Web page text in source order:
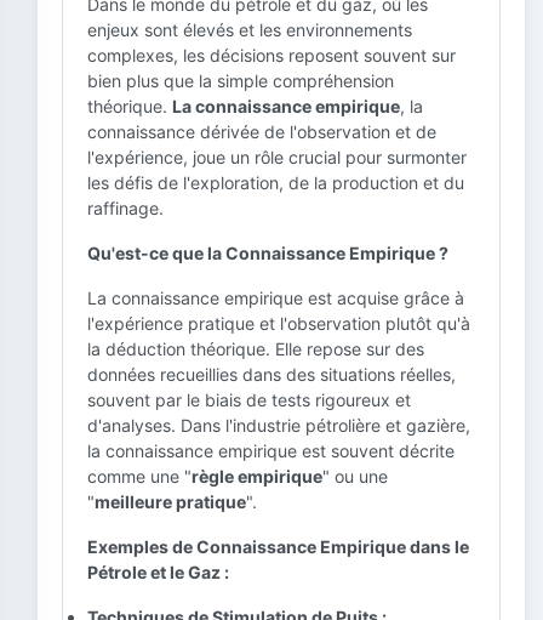
Dans le monde du pétrole et du gaz, où les
enjeux sont élevés et les environnements
complexes, les décisions reposent souvent sur
bien plus que la simple compréhension
théorique. La connaissance empirique, la
connaissance dérivée de l'observation et de
l'expérience, joue un rôle crucial pour surmonter
les défis de l'exploration, de la production et du
raffinage.
Qu'est-ce que la Connaissance Empirique ?
La connaissance empirique est acquise grâce à
l'expérience pratique et l'observation plutôt qu'à
la déduction théorique. Elle repose sur des
données recueillies dans des situations réelles,
souvent par le biais de tests rigoureux et
d'analyses. Dans l'industrie pétrolière et gazière,
la connaissance empirique est souvent décrite
comme une "règle empirique" ou une
"meilleure pratique".
Exemples de Connaissance Empirique dans le
Pétrole et le Gaz :